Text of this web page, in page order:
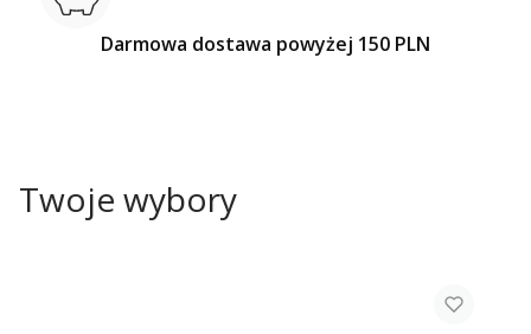
Darmowa dostawa powyżej 150 PLN
Twoje wybory